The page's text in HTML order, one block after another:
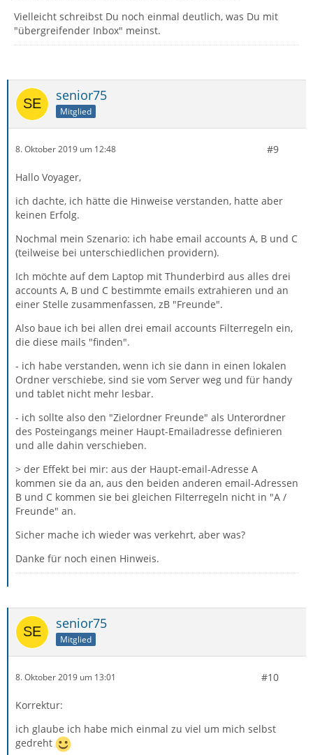
Vielleicht schreibst Du noch einmal deutlich, was Du mit
"übergreifender Inbox" meinst.
senior75
Mitglied
8. Oktober 2019 um 12:48 #9
Hallo Voyager,
ich dachte, ich hätte die Hinweise verstanden, hatte aber
keinen Erfolg.
Nochmal mein Szenario: ich habe email accounts A, B und C
(teilweise bei unterschiedlichen providern).
Ich möchte auf dem Laptop mit Thunderbird aus alles drei
accounts A, B und C bestimmte emails extrahieren und an
einer Stelle zusammenfassen, zB "Freunde".
Also baue ich bei allen drei email accounts Filterregeln ein,
die diese mails "finden".
- ich habe verstanden, wenn ich sie dann in einen lokalen
Ordner verschiebe, sind sie vom Server weg und für handy
und tablet nicht mehr lesbar.
- ich sollte also den "Zielordner Freunde" als Unterordner
des Posteingangs meiner Haupt-Emailadresse definieren
und alle dahin verschieben.
> der Effekt bei mir: aus der Haupt-email-Adresse A
kommen sie da an, aus den beiden anderen email-Adressen
B und C kommen sie bei gleichen Filterregeln nicht in "A /
Freunde" an.
Sicher mache ich wieder was verkehrt, aber was?
Danke für noch einen Hinweis.
senior75
Mitglied
8. Oktober 2019 um 13:01 #10
Korrektur:
ich glaube ich habe mich einmal zu viel um mich selbst
gedreht